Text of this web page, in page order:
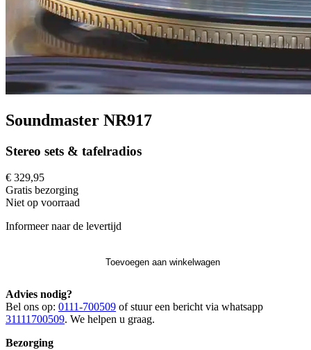
Soundmaster NR917
Stereo sets & tafelradios
€ 329,95
Gratis bezorging
Niet op voorraad
Informeer naar de levertijd
Toevoegen aan winkelwagen
Advies nodig?
Bel ons op: 0111-700509 of stuur een bericht via whatsapp
31111700509. We helpen u graag.
Bezorging